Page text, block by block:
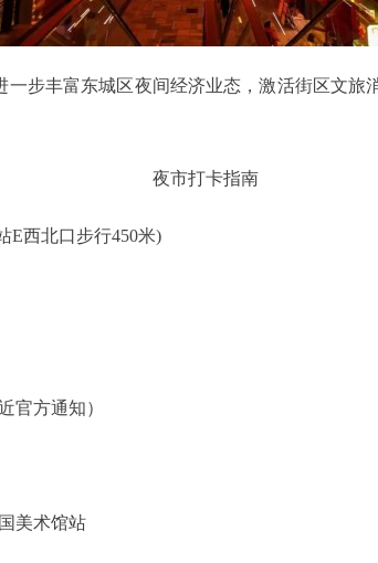
丰富东城区夜间经济业态，激活街区文旅
夜市打卡指南
西北口步行450米)
方通知）
美术馆站